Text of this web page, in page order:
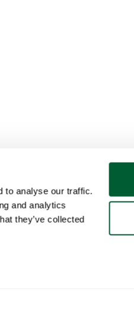
to analyse our traffic.
and analytics
they’ve collected